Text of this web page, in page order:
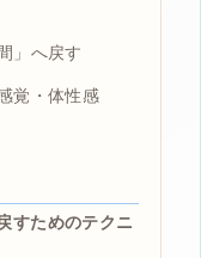
」へ戻す
覚・体性感
すためのテクニ